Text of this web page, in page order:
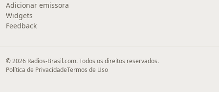
Adicionar emissora
Widgets
Feedback
© 2026 Radios-Brasil.com. Todos os direitos reservados.
Política de PrivacidadeTermos de Uso